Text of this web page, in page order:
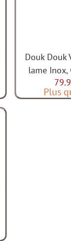
Douk Douk
lame Inox,
Plus